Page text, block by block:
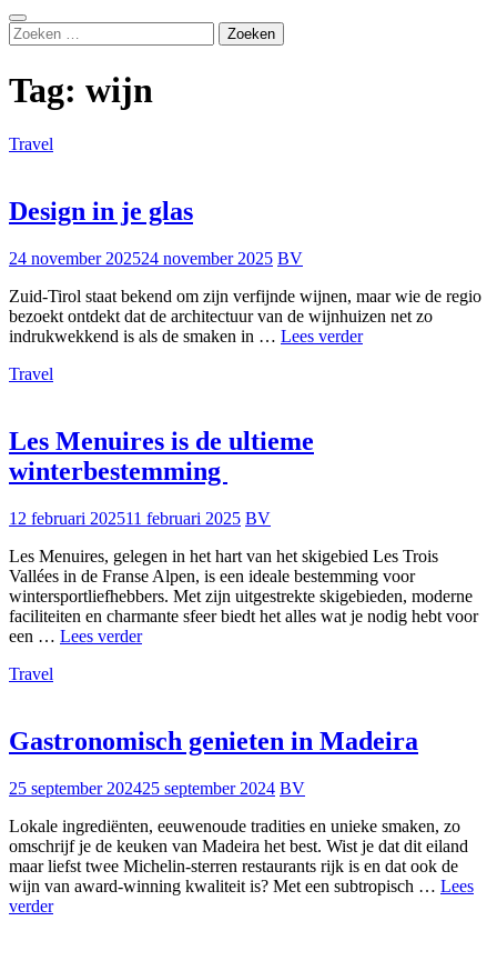
Zoeken
Zoeken
naar:
Tag: wijn
Travel
Design in je glas
24 november 202524 november 2025 BV
Zuid-Tirol staat bekend om zijn verfijnde wijnen, maar wie de regio
bezoekt ontdekt dat de architectuur van de wijnhuizen net zo
indrukwekkend is als de smaken in … Lees verderDesign
Travel
Les Menuires is de ultieme
winterbestemming
12 februari 202511 februari 2025 BV
Les Menuires, gelegen in het hart van het skigebied Les Trois
Vallées in de Franse Alpen, is een ideale bestemming voor
wintersportliefhebbers. Met zijn uitgestrekte skigebieden, moderne
faciliteiten en charmante sfeer biedt het alles wat je nodig hebt voor
een … Lees verderLes
winterbestemming
Travel
Gastronomisch genieten in Madeira
25 september 202425 september 2024 BV
Lokale ingrediënten, eeuwenoude tradities en unieke smaken, zo
omschrijf je de keuken van Madeira het best. Wist je dat dit eiland
maar liefst twee Michelin-sterren restaurants rijk is en dat ook de
wijn van award-winning kwaliteit is? Met een subtropisch … Lees
verderGastronomisch